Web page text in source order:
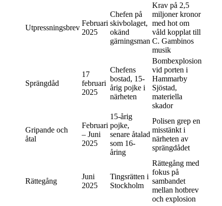
Utpressningsbrev
Februari
2025
Chefen på
skivbolaget,
okänd
gärningsman
Krav på 2,5
miljoner kronor
med hot om
våld kopplat till
C. Gambinos
musik
Sprängdåd
17
februari
2025
Chefens
bostad, 15-
årig pojke i
närheten
Bombexplosion
vid porten i
Hammarby
Sjöstad,
materiella
skador
Gripande och
åtal
Februari
– Juni
2025
15-årig
pojke,
senare åtalad
som 16-
åring
Polisen grep en
misstänkt i
närheten av
sprängdådet
Rättegång
Juni
2025
Tingsrätten i
Stockholm
Rättegång med
fokus på
sambandet
mellan hotbrev
och explosion